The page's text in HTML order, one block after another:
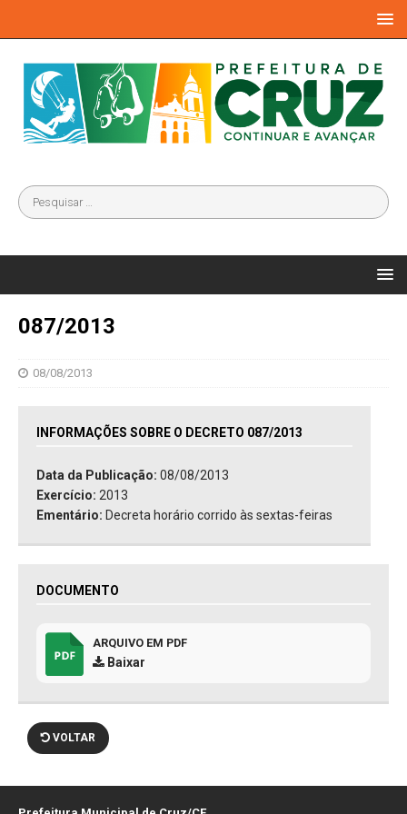
087/2013
08/08/2013
INFORMAÇÕES SOBRE O DECRETO 087/2013
Data da Publicação: 08/08/2013
Exercício: 2013
Ementário: Decreta horário corrido às sextas-feiras
DOCUMENTO
ARQUIVO EM PDF
Baixar
VOLTAR